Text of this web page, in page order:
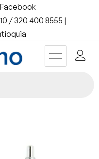
Facebook
/ 320 400 8555 |